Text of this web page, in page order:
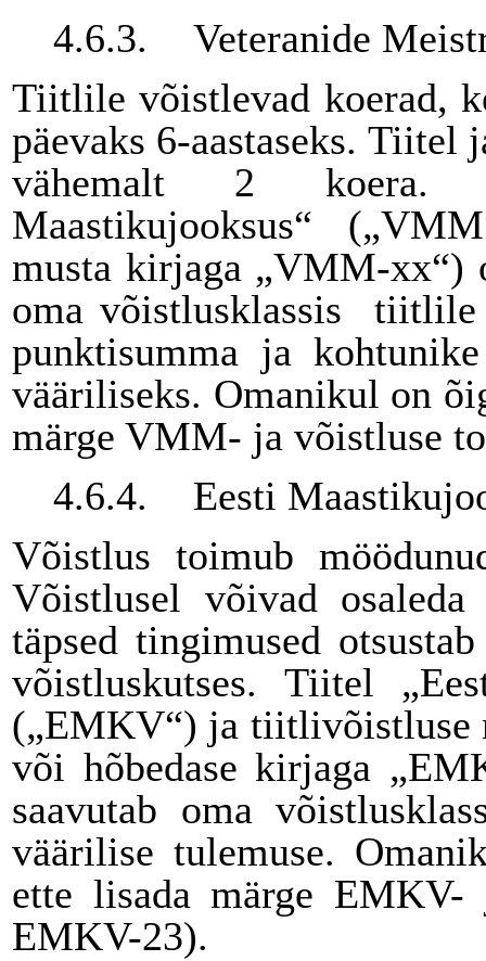
4.6.3.
Veteranide
Tiitlile võistlevad koerad,
päevaks 6-aastaseks. Tiitel
vähemalt 2 koera.
Maastikujooksus“
musta kirjaga „VMM-xx“)
oma võistlusklassis tiitlile
punktisumma ja
vääriliseks. Omanikul on
märge VMM- ja võistluse
4.6.4.
Eesti
Võistlus toimub
Võistlusel võivad
täpsed tingimused
võistluskutses. Tiitel
(„EMKV“) ja tiitlivõistluse
või hõbedase kirjaga
saavutab oma
väärilise tulemuse.
ette lisada märge
EMKV-23).